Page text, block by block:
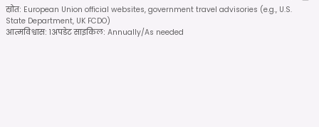
स्रोत: European Union official websites, government travel advisories (e.g., U.S.
State Department, UK FCDO)
आत्मविश्वास: 1अपडेट साइकिल: Annually/As needed